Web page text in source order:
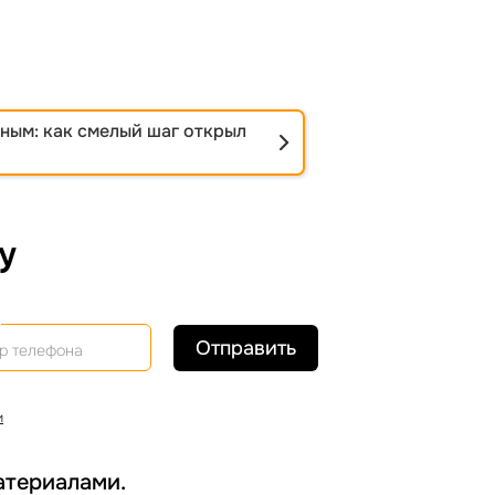
как смелый шаг открыл
Отправить